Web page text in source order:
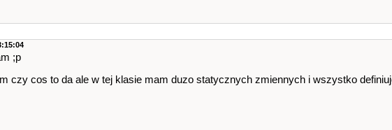
;p
czy cos to da ale w tej klasie mam duzo statycznych zmiennych i wszystko